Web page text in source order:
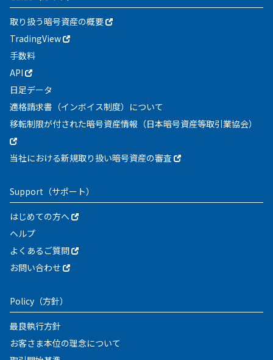
取り扱う暗号資産の概要
TradingView
手数料
API
日足データ
適格請求書（インボイス制度）について
移転制限が付された暗号資産情報（日本暗号資産等取引業協会）
当社における新規取り扱い暗号資産の審査
Support （サポート）
はじめての方へ
ヘルプ
よくあるご質問
お問い合わせ
Policy （方針）
最良執行方針
お客さま本位の理念について